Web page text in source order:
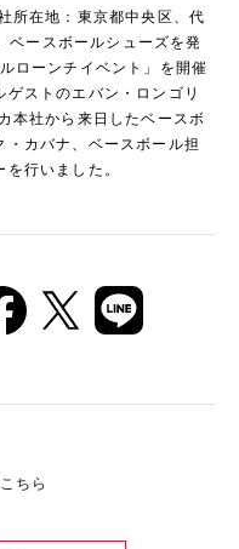
所在地：東京都中央区、代
ースボールシューズを発
ローンチイベント」を開催
ストのエバン・ロンゴリ
本社から来日したベースボ
・カバナ、ベースボール担
行いました。
ちら